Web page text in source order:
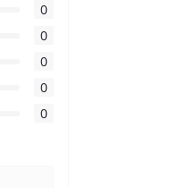
0
0
0
0
0